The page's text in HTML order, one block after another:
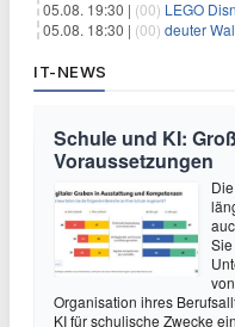
05.08. 19:30 | (00) LEGO
05.08. 18:30 | (00) deuter
IT-NEWS
Schule und KI:
Voraussetzungen
Organisation ihres
KI für schulische Zwecke